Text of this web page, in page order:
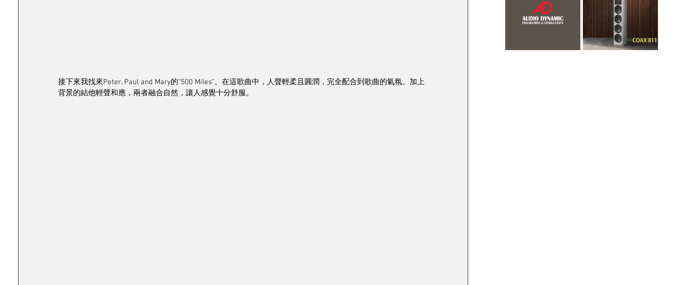
接下來我找來Peter, Paul and Mary的“500 Miles”。在這歌曲中，人聲輕柔且圓潤，完全配合到歌曲的氣氛。加上
背景的結他輕聲和應，兩者融合自然，讓人感覺十分舒服。